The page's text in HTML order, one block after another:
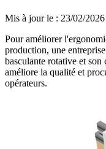
Mis à jour le : 23/02/2026
Pour améliorer
production, une
basculante rotative et
améliore la qualité et
opérateurs.